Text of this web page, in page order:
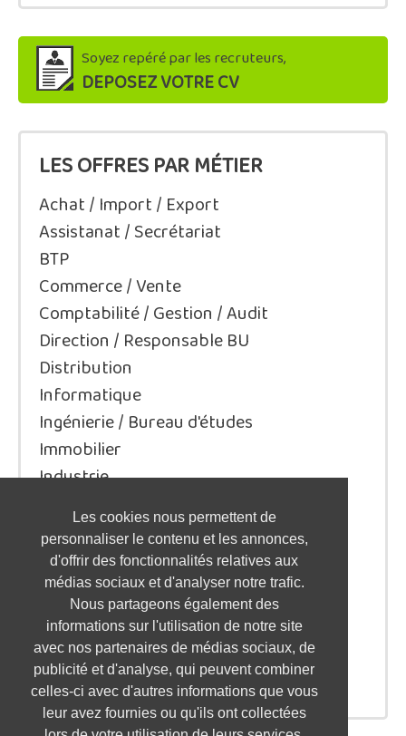
Les cookies nous permettent de
personnaliser le contenu et les annonces,
d'offrir des fonctionnalités relatives aux
médias sociaux et d'analyser notre trafic.
Nous partageons également des
informations sur l'utilisation de notre site
avec nos partenaires de médias sociaux, de
publicité et d'analyse, qui peuvent combiner
celles-ci avec d'autres informations que vous
leur avez fournies ou qu'ils ont collectées
Soyez repéré par les recruteurs,
DEPOSEZ VOTRE CV
LES OFFRES PAR MÉTIER
Achat / Import / Export
Assistanat / Secrétariat
BTP
Commerce / Vente
Comptabilité / Gestion / Audit
Direction / Responsable BU
Distribution
Informatique
Ingénierie / Bureau d'études
Immobilier
Industrie
Juridique/Droit
Qualité / Sécurité / Environnement
Logistique / Transport
Marketing / Communication
Ressources Humaines
Restauration / Hôtellerie
Santé
Service à la personne / aux entreprises